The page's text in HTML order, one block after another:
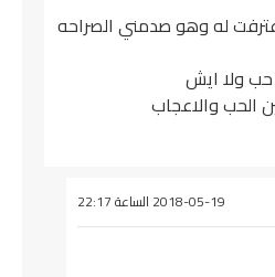
له وهو صدمني الصراحه
ايش
والاعجاب
2018-05-19 الساعة 22:17